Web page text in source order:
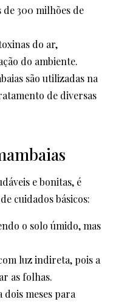
300 milhões de
do ar,
do ambiente.
são utilizadas na
de diversas
e bonitas, é
cuidados básicos:
o solo úmido, mas
luz indireta, pois a
as folhas.
dois meses para